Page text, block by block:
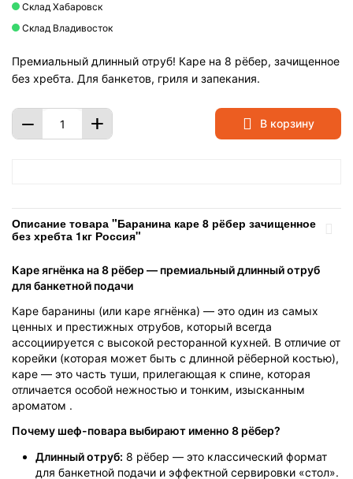
Склад Хабаровск
Склад Владивосток
Премиальный длинный отруб! Каре на 8 рёбер, зачищенное
без хребта. Для банкетов, гриля и запекания.
+
− В корзину
Описание товара "Баранина каре 8 рёбер зачищенное
без хребта 1кг Россия"
Каре ягнёнка на 8 рёбер — премиальный длинный отруб
для банкетной подачи
Каре баранины (или каре ягнёнка) — это один из самых
ценных и престижных отрубов, который всегда
ассоциируется с высокой ресторанной кухней. В отличие от
корейки (которая может быть с длинной рёберной костью),
каре — это часть туши, прилегающая к спине, которая
отличается особой нежностью и тонким, изысканным
ароматом .
Почему шеф-повара выбирают именно 8 рёбер?
Длинный отруб: 8 рёбер — это классический формат
для банкетной подачи и эффектной сервировки «стол».